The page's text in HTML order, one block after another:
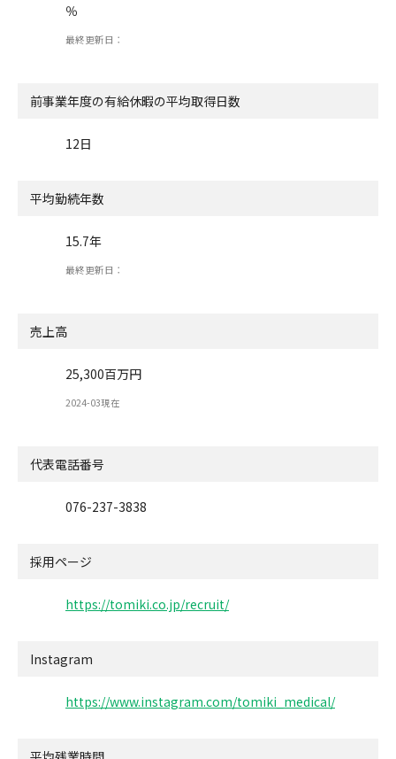
％
最終更新日：
前事業年度の有給休暇の平均取得日数
12日
平均勤続年数
15.7年
最終更新日：
売上高
25,300百万円
2024-03現在
代表電話番号
076-237-3838
採用ページ
https://tomiki.co.jp/recruit/
Instagram
https://www.instagram.com/tomiki_medical/